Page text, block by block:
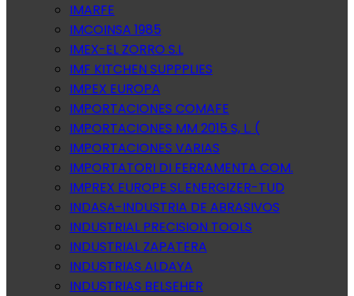
IMARFE
IMCOINSA 1985
IMEX-EL ZORRO S.L
IMF KITCHEN SUPPPLIES
IMPEX EUROPA
IMPORTACIONES COMAFE
IMPORTACIONES MM 2015 S, L. (
IMPORTACIONES VARIAS
IMPORTATORI DI FERRAMENTA COM.
IMPREX EUROPE SL.ENERGIZER-TUD
INDASA-INDUSTRIA DE ABRASIVOS
INDUSTRIAL PRECISION TOOLS
INDUSTRIAL ZAPATERA
INDUSTRIAS ALDAYA
INDUSTRIAS BELSEHER